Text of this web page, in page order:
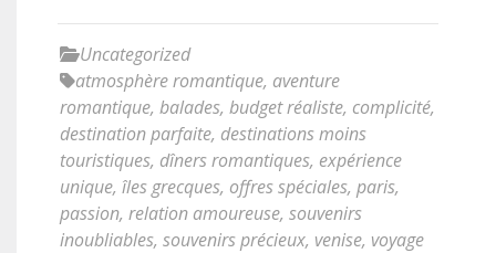
Uncategorized
atmosphère romantique, aventure
romantique, balades, budget réaliste, complicité,
destination parfaite, destinations moins
touristiques, dîners romantiques, expérience
unique, îles grecques, offres spéciales, paris,
passion, relation amoureuse, souvenirs
inoubliables, souvenirs précieux, venise, voyage